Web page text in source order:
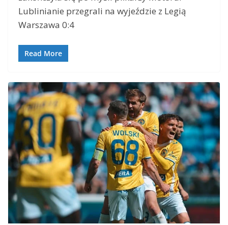
Lublinianie przegrali na wyjeździe z Legią
Warszawa 0:4
Read More